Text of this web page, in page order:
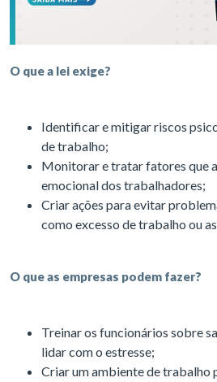
O que a lei exige?
Identificar e mitigar riscos
de trabalho;
Monitorar e tratar fatores que
emocional dos trabalhadores;
Criar ações para evitar
como excesso de trabalho ou
O que as empresas podem fazer?
Treinar os funcionários sobre
lidar com o estresse;
Criar um ambiente de trabalho